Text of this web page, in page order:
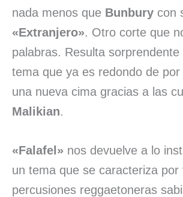
nada menos que Bunbury con
«Extranjero». Otro corte que
palabras. Resulta sorprendente
tema que ya es redondo de
una nueva cima gracias a las
Malikian.
«Falafel» nos devuelve a lo
un tema que se caracteriza por
percusiones reggaetoneras